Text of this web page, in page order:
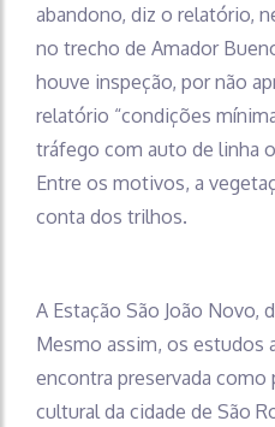
abandono, diz o relatório,
no trecho de Amador
houve inspeção, por não
relatório “condições
tráfego com auto de linha
Entre os motivos, a
conta dos trilhos.
A Estação São João Novo,
Mesmo assim, os estudos
encontra preservada
cultural da cidade de São